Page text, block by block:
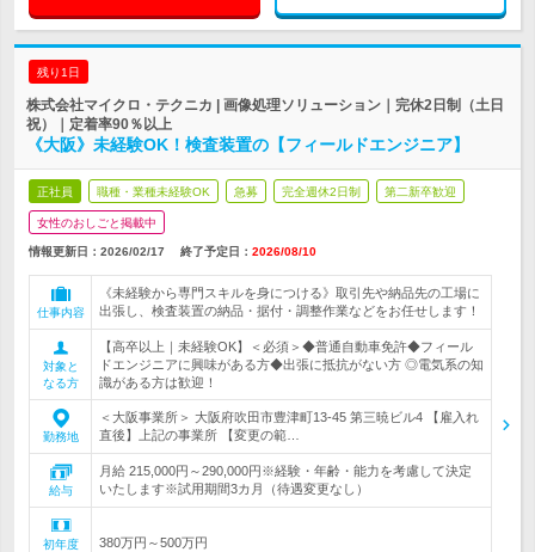
残り1日
株式会社マイクロ・テクニカ | 画像処理ソリューション｜完休2日制（土日
祝）｜定着率90％以上
《大阪》未経験OK！検査装置の【フィールドエンジニア】
正社員 職種・業種未経験OK 急募 完全週休2日制 第二新卒歓迎
女性のおしごと掲載中
情報更新日：2026/02/17 終了予定日： 2026/08/10
仕事内容
《未経験から専門スキルを身につける》取引先や納品先の工場に
出張し、検査装置の納品・据付・調整作業などをお任せします！
対象と
なる方
【高卒以上｜未経験OK】＜必須＞◆普通自動車免許◆フィール
ドエンジニアに興味がある方◆出張に抵抗がない方 ◎電気系の知
識がある方は歓迎！
勤務地
＜大阪事業所＞ 大阪府吹田市豊津町13-45 第三暁ビル4 【雇入れ
直後】上記の事業所 【変更の範…
給与
月給 215,000円～290,000円※経験・年齢・能力を考慮して決定
いたします※試用期間3カ月（待遇変更なし）
初年度
380万円～500万円